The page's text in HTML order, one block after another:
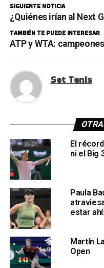
SIGUIENTE NOTICIA
¿Quiénes irían al Next
TAMBIÉN TE PUEDE INTERESAR
ATP y WTA:
Set Tenis
El
ni el Big
Paula
estar
Martín
Open